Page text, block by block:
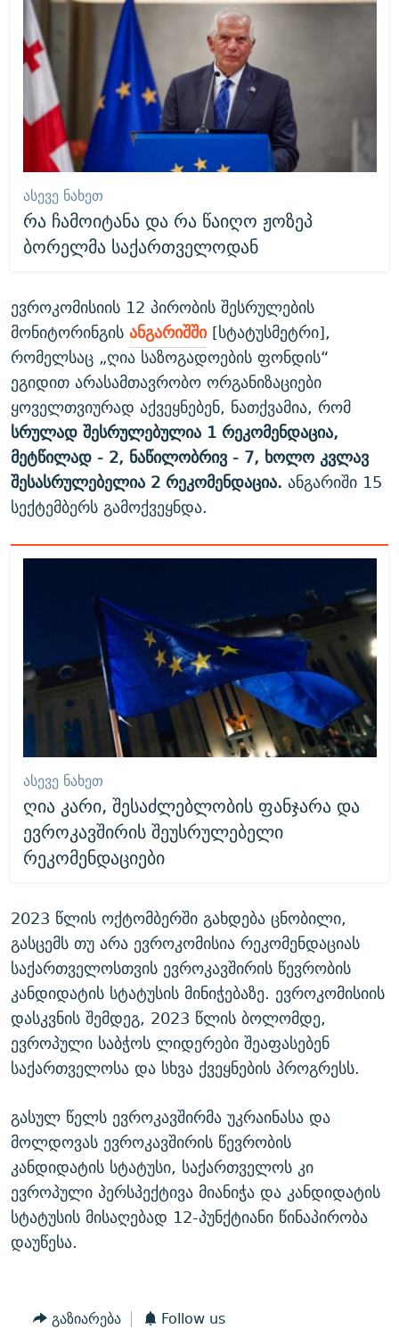
ᲐᲡᲔᲕᲔ ᲜᲐᲮᲔᲗ
რა ჩამოიტანა და რა წაიღო ჟოზეპ
ბორელმა საქართველოდან
ევროკომისიის 12 პირობის შესრულების
მონიტორინგის ანგარიშში[სტატუსმეტრი],
რომელსაც „ღია საზოგადოების ფონდის“
ეგიდით არასამთავრობო ორგანიზაციები
ყოველთვიურად აქვეყნებენ, ნათქვამია, რომ
სრულად შესრულებულია 1 რეკომენდაცია,
მეტწილად - 2, ნაწილობრივ - 7, ხოლო კვლავ
შესასრულებელია 2 რეკომენდაცია. ანგარიში 15
სექტემბერს გამოქვეყნდა.
ᲐᲡᲔᲕᲔ ᲜᲐᲮᲔᲗ
ღია კარი, შესაძლებლობის ფანჯარა და
ევროკავშირის შეუსრულებელი
რეკომენდაციები
2023 წლის ოქტომბერში გახდება ცნობილი,
გასცემს თუ არა ევროკომისია რეკომენდაციას
საქართველოსთვის ევროკავშირის წევრობის
კანდიდატის სტატუსის მინიჭებაზე. ევროკომისიის
დასკვნის შემდეგ, 2023 წლის ბოლომდე,
ევროპული საბჭოს ლიდერები შეაფასებენ
საქართველოსა და სხვა ქვეყნების პროგრესს.
გასულ წელს ევროკავშირმა უკრაინასა და
მოლდოვას ევროკავშირის წევრობის
კანდიდატის სტატუსი, საქართველოს კი
ევროპული პერსპექტივა მიანიჭა და კანდიდატის
სტატუსის მისაღებად 12-პუნქტიანი წინაპირობა
დაუწესა.
გაზიარება Follow us